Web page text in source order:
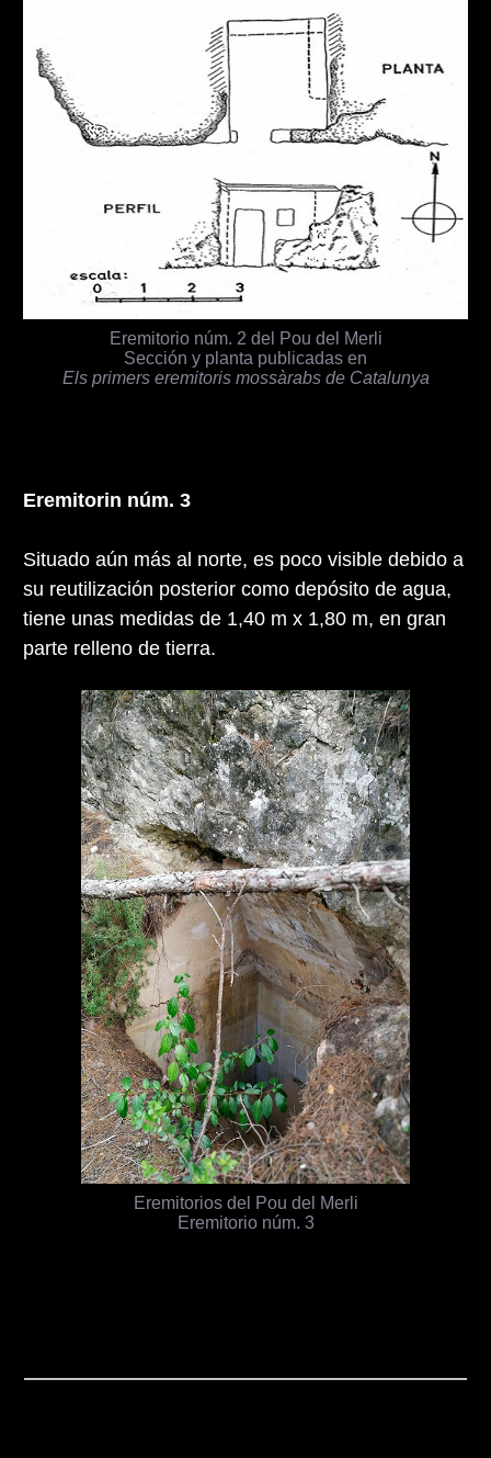
Eremitorio núm. 2 del Pou del Merli
Sección y planta publicadas en
Els primers eremitoris mossàrabs de Catalunya
Eremitorin núm. 3
Situado aún más al norte, es poco visible debido a
su reutilización posterior como depósito de agua,
tiene unas medidas de 1,40 m x 1,80 m, en gran
parte relleno de tierra.
Eremitorios del Pou del Merli
Eremitorio núm. 3